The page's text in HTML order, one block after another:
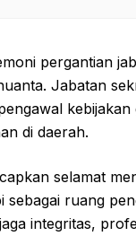
pergantian
Jabatan
di daerah.
selamat
sebagai ruang
integritas,